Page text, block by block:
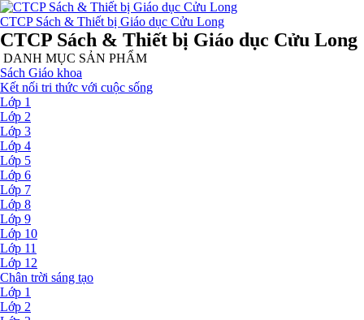
CTCP Sách & Thiết bị Giáo dục Cửu Long
CTCP Sách & Thiết bị Giáo dục Cửu Long
DANH MỤC SẢN PHẨM
Sách Giáo khoa
Kết nối tri thức với cuộc sống
Lớp 1
Lớp 2
Lớp 3
Lớp 4
Lớp 5
Lớp 6
Lớp 7
Lớp 8
Lớp 9
Lớp 10
Lớp 11
Lớp 12
Chân trời sáng tạo
Lớp 1
Lớp 2